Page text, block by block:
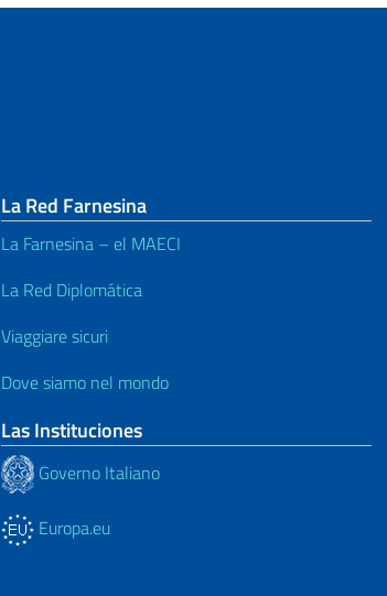
La Red Farnesina
La Farnesina – el MAECI
La Red Diplomática
Viaggiare sicuri
Dove siamo nel mondo
Las Instituciones
Governo Italiano
Europa.eu